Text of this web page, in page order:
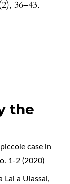
36–43.
the
case in
1-2 (2020)
Lai a Ulassai,